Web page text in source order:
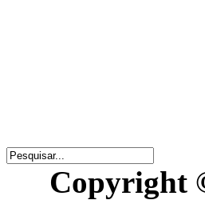
Copyright